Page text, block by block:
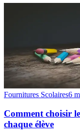
Fournitures Scolaires6
Comment choisir
chaque élève